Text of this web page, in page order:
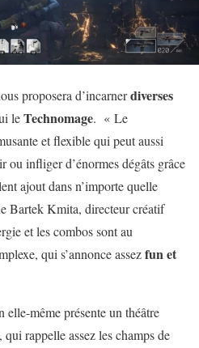
proposera d’incarnerdiverses
leTechnomage. « Le
et flexible qui peut aussi
ou infliger d’énormes dégâts grâce
ajout dans n’importe quelle
Bartek Kmita, directeur créatif
et les combos sont au
qui s’annonce assezfun et
même présente un théâtre
, qui rappelle assez les champs de